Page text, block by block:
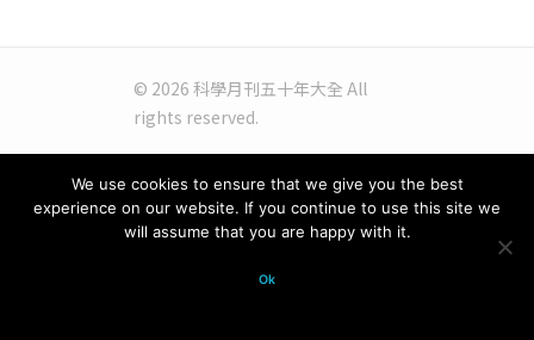
© 2026 科學月刊五十年大全 All
rights reserved.
We use cookies to ensure that we give you the best
experience on our website. If you continue to use this site we
will assume that you are happy with it.
Ok